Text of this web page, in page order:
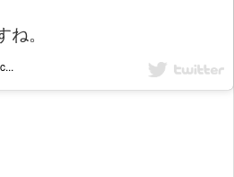
。